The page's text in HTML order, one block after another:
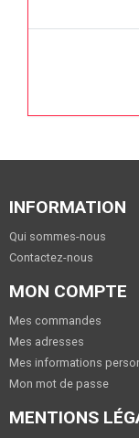
INFORMATION
Qui sommes-nous
Contactez-nous
MON COMPTE
Mes commandes
Mes adresses
Mes informations
Mon mot de passe
MENTIONS